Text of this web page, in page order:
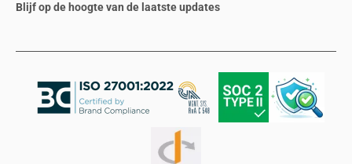
Blijf op de hoogte van de laatste updates